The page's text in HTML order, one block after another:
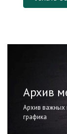
Архив
Архив важных
графика